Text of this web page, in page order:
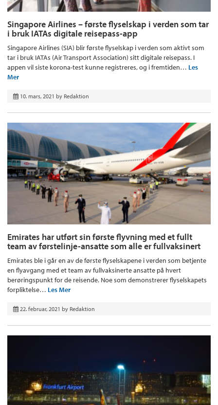
Singapore Airlines – første flyselskap i verden som tar
i bruk IATAs digitale reisepass-app
Singapore Airlines (SIA) blir første flyselskap i verden som aktivt som
tar i bruk IATAs (Air Transport Association) sitt digitale reisepass. I
appen vil siste korona-test kunne registreres, og i fremtiden… Les
Mer
10. mars, 2021 by Redaktion
Emirates har utført sin første flyvning med et fullt
team av førstelinje-ansatte som alle er fullvaksinert
Emirates ble i går en av de første flyselskapene i verden som betjente
en flyavgang med et team av fullvaksinerte ansatte på hvert
berøringspunkt for de reisende. Noe som demonstrerer flyselskapets
forpliktelse… Les Mer
22. februar, 2021 by Redaktion